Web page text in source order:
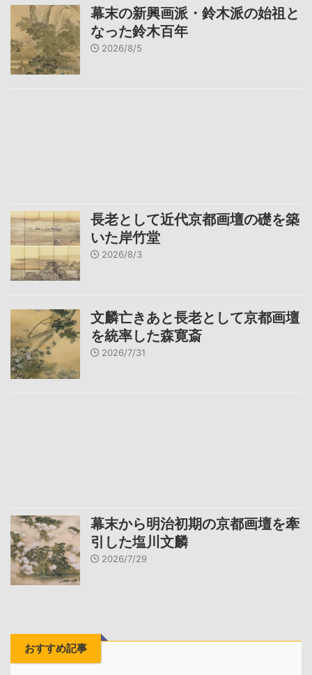
幕末の新興画派・鈴木派の始祖と
なった鈴木百年
2026/8/5
長老として近代京都画壇の礎を築
いた岸竹堂
2026/8/3
文麟亡きあと長老として京都画壇
を統率した森寛斎
2026/7/31
幕末から明治初期の京都画壇を牽
引した塩川文麟
2026/7/29
おすすめ記事